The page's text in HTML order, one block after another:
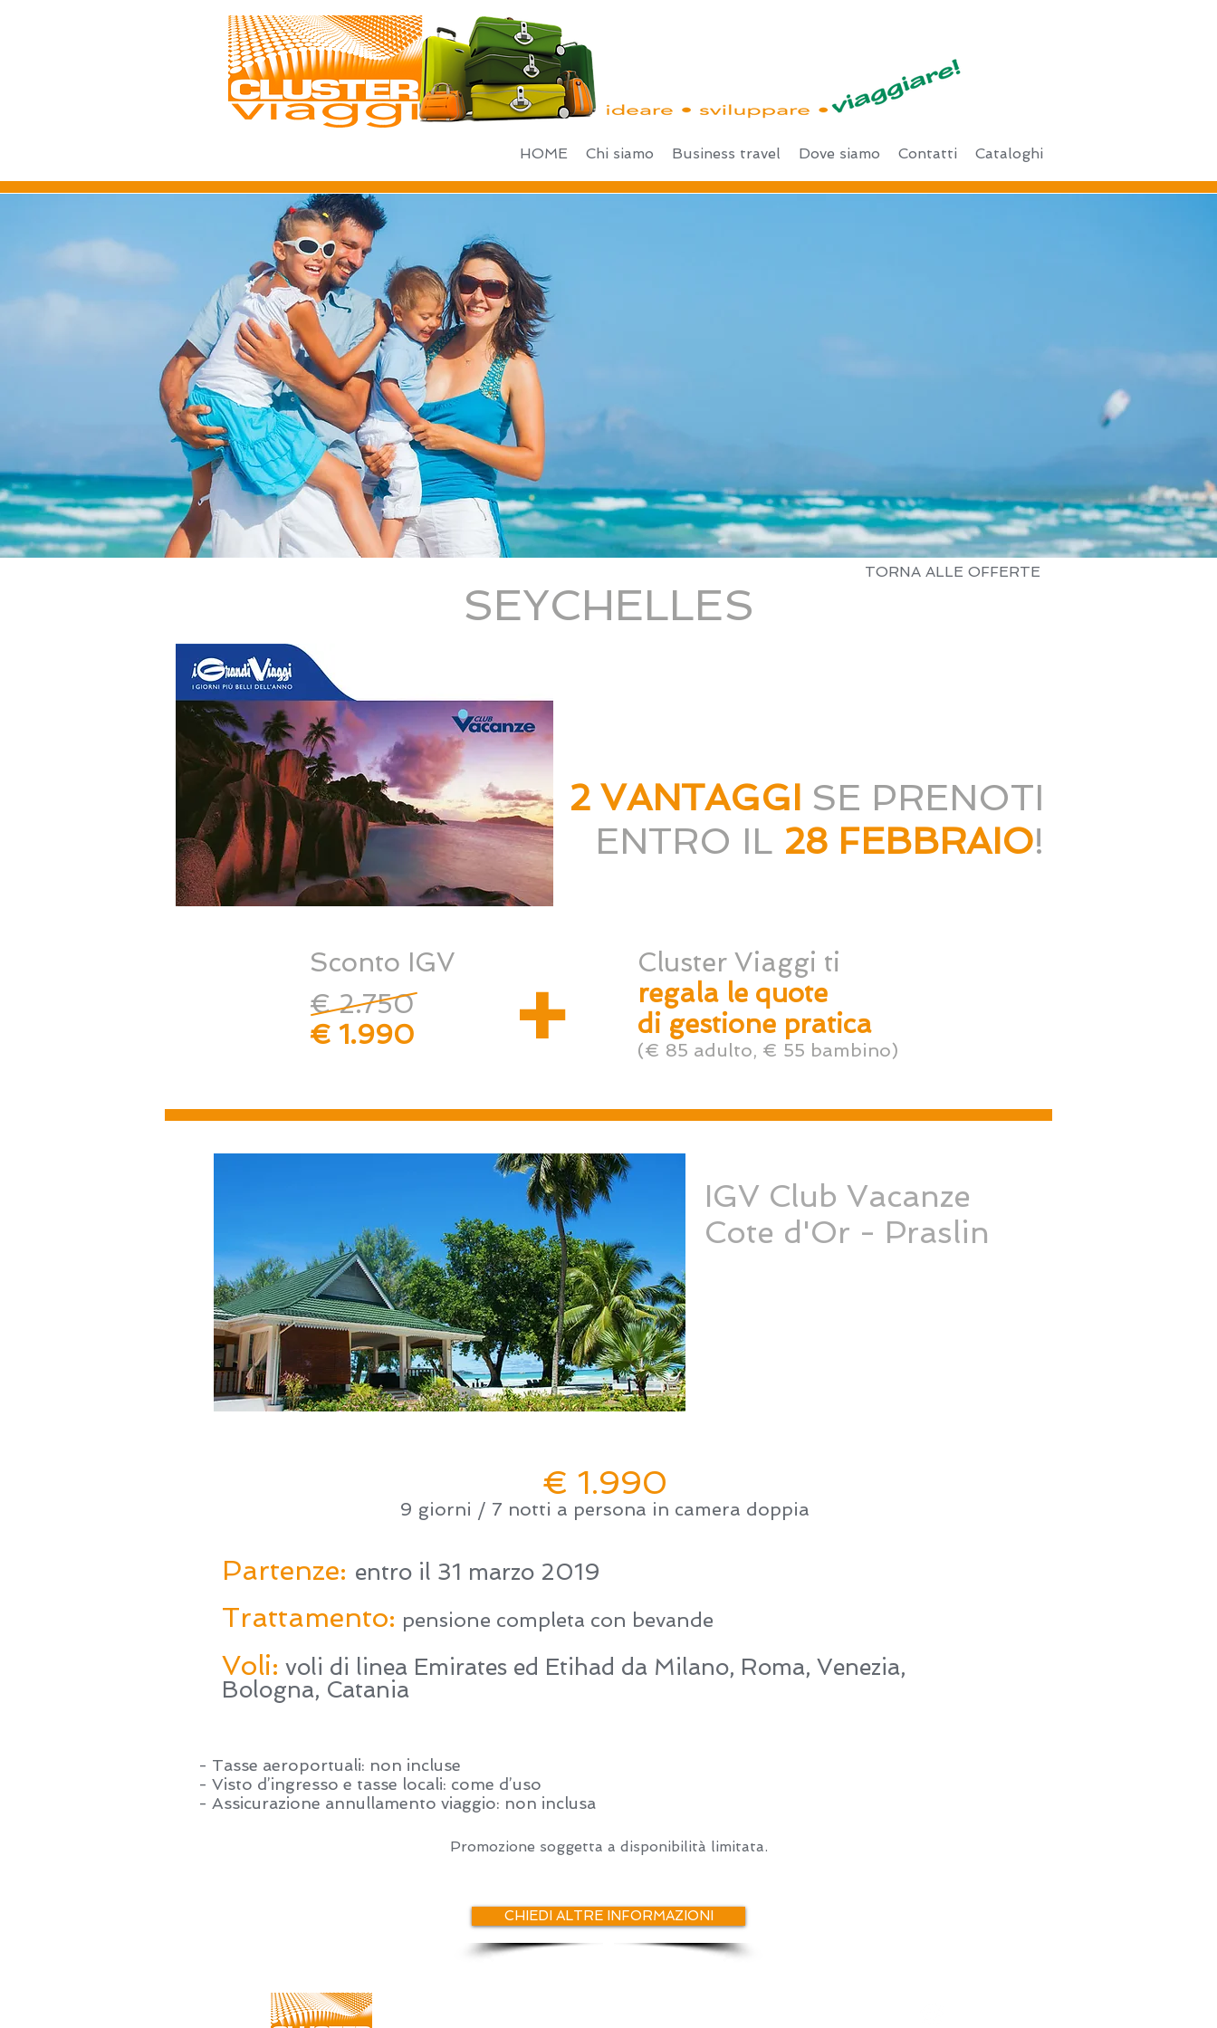
HOME Chi siamo Business travel Dove siamo Contatti Cataloghi
TORNA ALLE OFFERTE
SEYCHELLES
2 VANTAGGI SE PRENOTI
ENTRO IL 28 FEBBRAIO!
Sconto IGV +
€ 2.750
€ 1.990
Cluster Viaggi ti
regala le quote
di gestione pratica
(€ 85 adulto, € 55 bambino)
IGV Club Vacanze
Cote d'Or - Praslin
€ 1.990
9 giorni / 7 notti a persona in camera doppia
Partenze: entro il 31 marzo 2019
Trattamento: pensione completa con bevande
Voli: voli di linea Emirates ed Etihad da Milano, Roma, Venezia,
Bologna, Catania
- Tasse aeroportuali: non incluse
- Visto d’ingresso e tasse locali: come d’uso
- Assicurazione annullamento viaggio: non inclusa
Promozione soggetta a disponibilità limitata.
CHIEDI ALTRE INFORMAZIONI